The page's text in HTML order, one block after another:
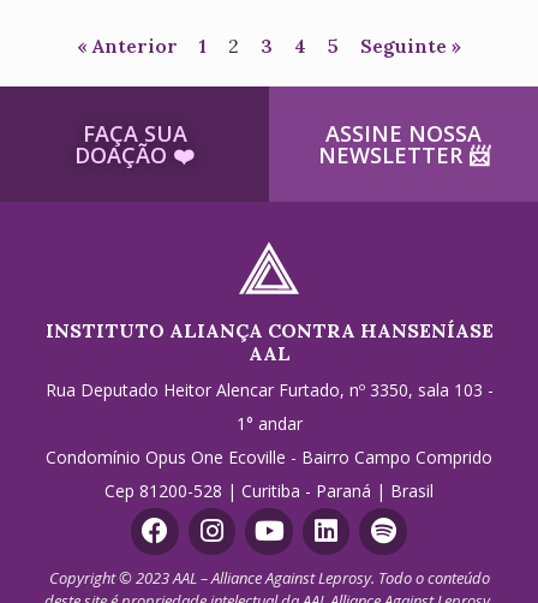
« Anterior 1 2 3 4 5 Seguinte »
FAÇA SUA
DOAÇÃO ​❤️
ASSINE NOSSA
NEWSLETTER ​📨
INSTITUTO ALIANÇA CONTRA HANSENÍASE
AAL
Rua Deputado Heitor Alencar Furtado, nº 3350, sala 103 -
1° andar
Condomínio Opus One Ecoville - Bairro Campo Comprido
Cep 81200-528 | Curitiba - Paraná | Brasil
Copyright © 2023 AAL – Alliance Against Leprosy. Todo o conteúdo